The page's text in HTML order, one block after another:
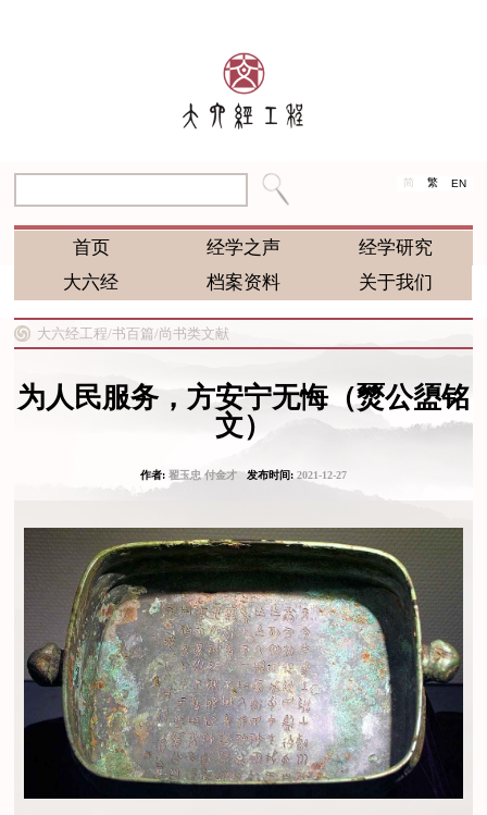
简 繁 EN
首页 经学之声
经学研究
大六经
档案资料 关于我们
大六经工程/书百篇/尚书类文献
为人民服务，方安宁无悔（燹公盨铭
文）
作者: 翟玉忠 付金才发布时间: 2021-12-27